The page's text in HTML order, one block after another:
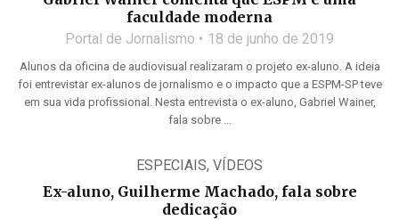
faculdade moderna
Portal de Jornalismo 18 de junho de 2019
Alunos da oficina de audiovisual realizaram o projeto ex-aluno. A ideia
foi entrevistar ex-alunos de jornalismo e o impacto que a ESPM-SP teve
em sua vida profissional. Nesta entrevista o ex-aluno, Gabriel Wainer,
fala sobre ...
ESPECIAIS, VÍDEOS
Ex-aluno, Guilherme Machado, fala sobre
dedicação